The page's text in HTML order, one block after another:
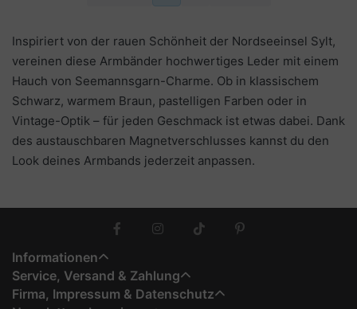
Inspiriert von der rauen Schönheit der Nordseeinsel Sylt,
vereinen diese Armbänder hochwertiges Leder mit einem
Hauch von Seemannsgarn-Charme. Ob in klassischem
Schwarz, warmem Braun, pastelligen Farben oder in
Vintage-Optik – für jeden Geschmack ist etwas dabei. Dank
des austauschbaren Magnetverschlusses kannst du den
Look deines Armbands jederzeit anpassen.
Informationen
Service, Versand & Zahlung
Firma, Impressum & Datenschutz